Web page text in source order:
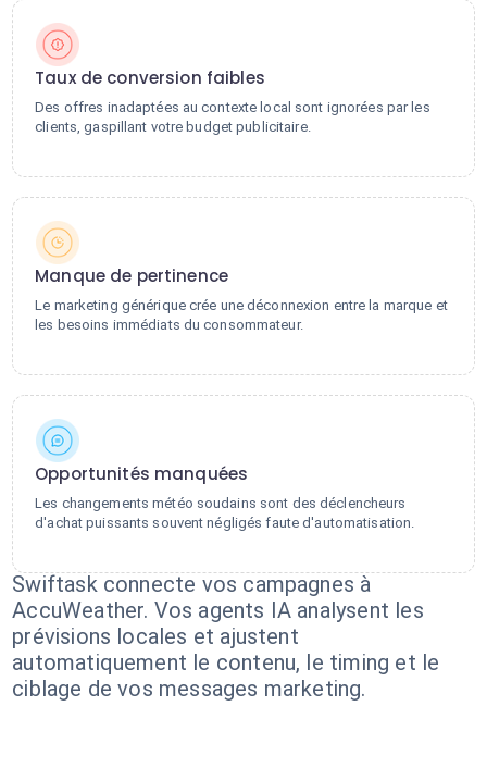
Taux de conversion faibles
Des offres inadaptées au contexte local sont ignorées par les
clients, gaspillant votre budget publicitaire.
Manque de pertinence
Le marketing générique crée une déconnexion entre la marque et
les besoins immédiats du consommateur.
Opportunités manquées
Les changements météo soudains sont des déclencheurs
d'achat puissants souvent négligés faute d'automatisation.
Swiftask connecte vos campagnes à
AccuWeather. Vos agents IA analysent les
prévisions locales et ajustent
automatiquement le contenu, le timing et le
ciblage de vos messages marketing.